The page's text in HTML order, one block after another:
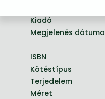
Kiadó
Megjelenés dátuma
ISBN
Kötéstípus
Terjedelem
Méret